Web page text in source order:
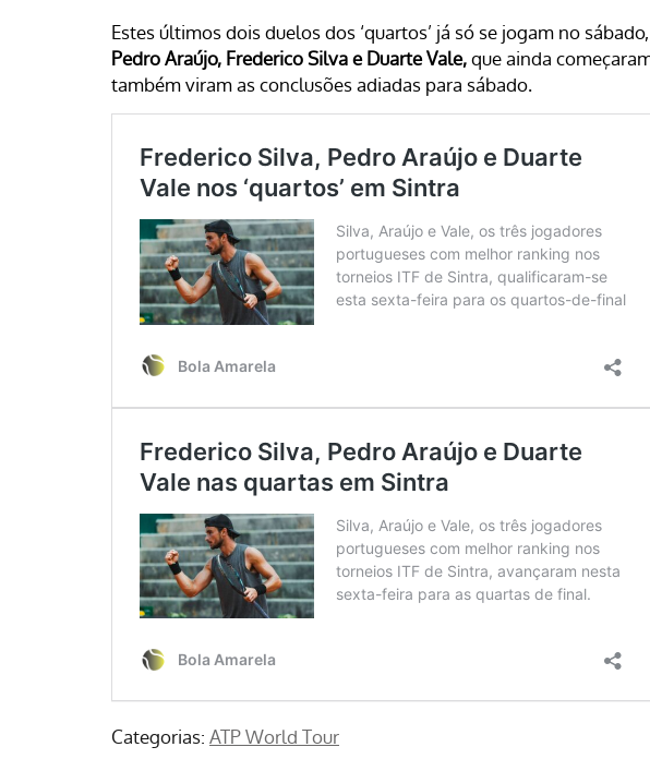
Estes últimos dois duelos dos ‘quartos’ já só se jogam no
Pedro Araújo, Frederico Silva e Duarte Vale,que ainda
também viram as conclusões adiadas para sábado.
Categorias: ATP World Tour